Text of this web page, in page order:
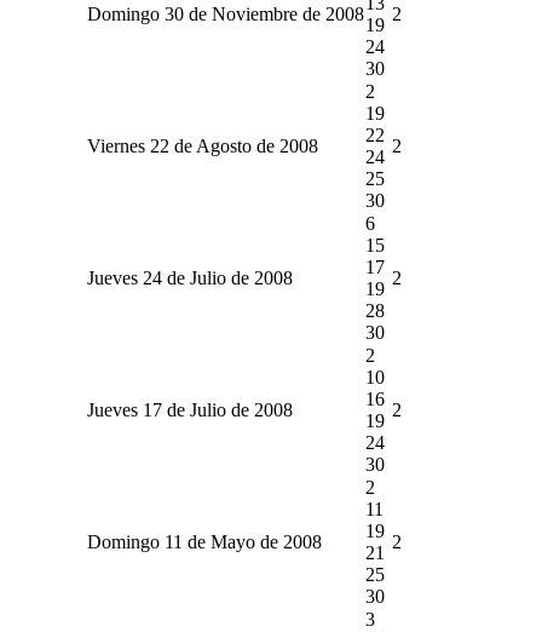
Domingo 30 de Noviembre de 2008
19
24
30
2
Viernes 22 de Agosto de 2008
2
19
22
24
25
30
2
Jueves 24 de Julio de 2008
6
15
17
19
28
30
2
Jueves 17 de Julio de 2008
2
10
16
19
24
30
2
Domingo 11 de Mayo de 2008
2
11
19
21
25
30
2
3